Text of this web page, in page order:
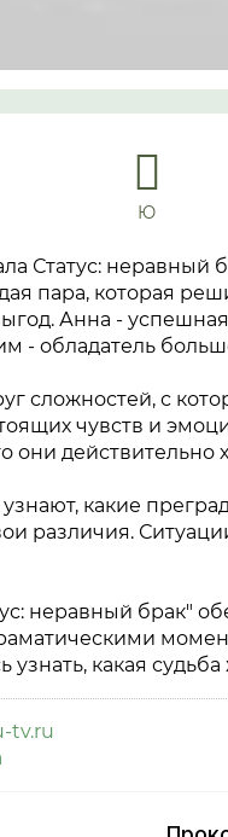
Ю
Статус: неравный
пара, которая
Анна -
- обладатель
сложностей, с
чувств и
они действительно
какие
различия.
неравный брак"
какая
tv.ru